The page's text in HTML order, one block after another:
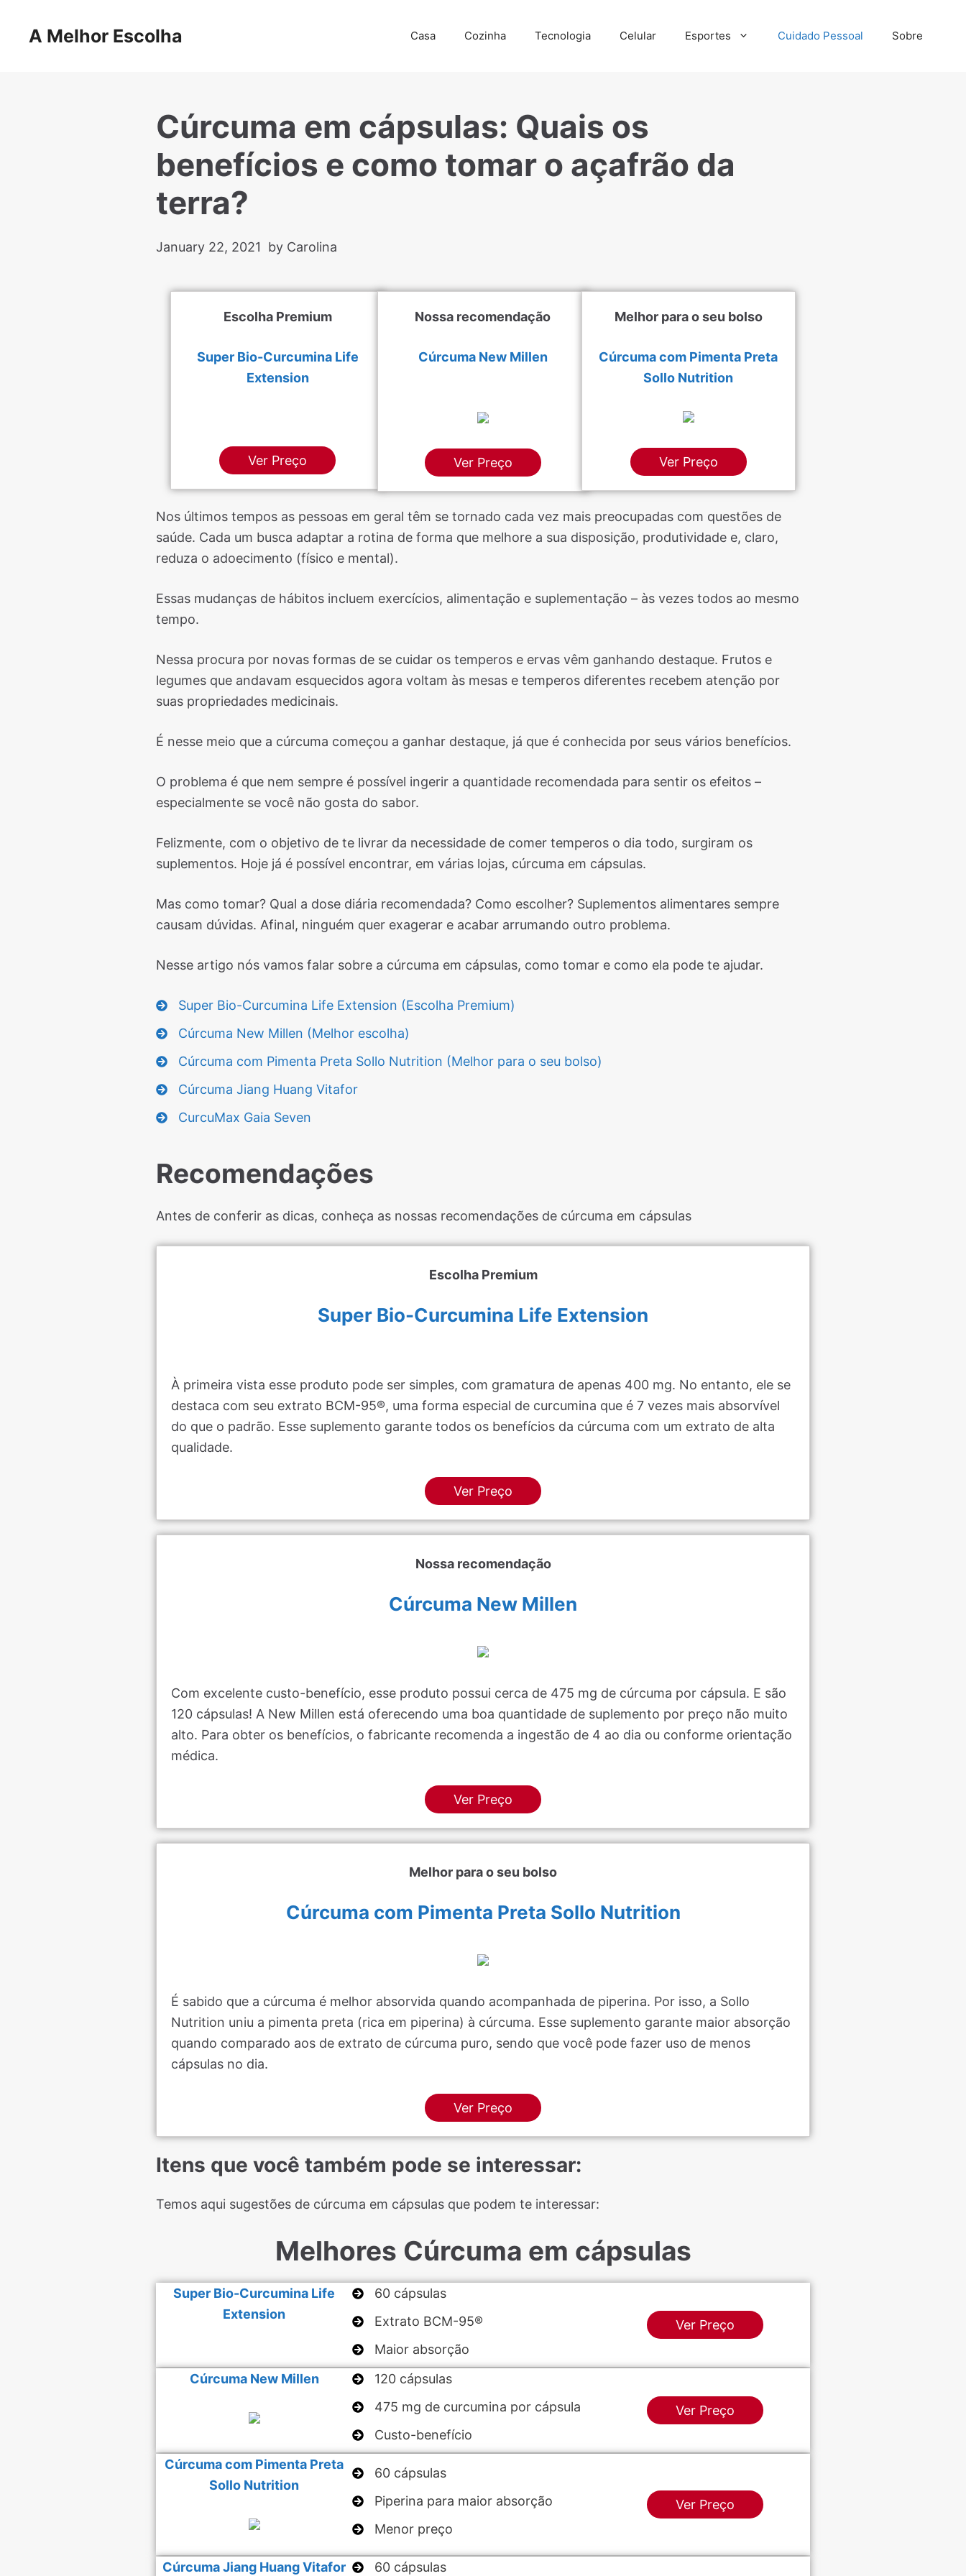
A Melhor Escolha Casa Cozinha Tecnologia Celular Esportes Cuidado Pessoal Sobre
Cúrcuma em cápsulas: Quais os
benefícios e como tomar o açafrão da
terra?
January 22, 2021 by Carolina
Escolha Premium
Super Bio-Curcumina Life
Extension
Ver Preço
Nossa recomendação
Cúrcuma New Millen
Ver Preço
Melhor para o seu bolso
Cúrcuma com Pimenta Preta
Sollo Nutrition
Ver Preço
Nos últimos tempos as pessoas em geral têm se tornado cada vez mais preocupadas com questões de
saúde. Cada um busca adaptar a rotina de forma que melhore a sua disposição, produtividade e, claro,
reduza o adoecimento (físico e mental).
Essas mudanças de hábitos incluem exercícios, alimentação e suplementação – às vezes todos ao mesmo
tempo.
Nessa procura por novas formas de se cuidar os temperos e ervas vêm ganhando destaque. Frutos e
legumes que andavam esquecidos agora voltam às mesas e temperos diferentes recebem atenção por
suas propriedades medicinais.
É nesse meio que a cúrcuma começou a ganhar destaque, já que é conhecida por seus vários benefícios.
O problema é que nem sempre é possível ingerir a quantidade recomendada para sentir os efeitos –
especialmente se você não gosta do sabor.
Felizmente, com o objetivo de te livrar da necessidade de comer temperos o dia todo, surgiram os
suplementos. Hoje já é possível encontrar, em várias lojas, cúrcuma em cápsulas.
Mas como tomar? Qual a dose diária recomendada? Como escolher? Suplementos alimentares sempre
causam dúvidas. Afinal, ninguém quer exagerar e acabar arrumando outro problema.
Nesse artigo nós vamos falar sobre a cúrcuma em cápsulas, como tomar e como ela pode te ajudar.
Super Bio-Curcumina Life Extension (Escolha Premium)
Cúrcuma New Millen (Melhor escolha)
Cúrcuma com Pimenta Preta Sollo Nutrition (Melhor para o seu bolso)
Cúrcuma Jiang Huang Vitafor
CurcuMax Gaia Seven
Recomendações
Antes de conferir as dicas, conheça as nossas recomendações de cúrcuma em cápsulas
Escolha Premium
Super Bio-Curcumina Life Extension
À primeira vista esse produto pode ser simples, com gramatura de apenas 400 mg. No entanto, ele se
destaca com seu extrato BCM-95®, uma forma especial de curcumina que é 7 vezes mais absorvível
do que o padrão. Esse suplemento garante todos os benefícios da cúrcuma com um extrato de alta
qualidade.
Ver Preço
Nossa recomendação
Cúrcuma New Millen
Com excelente custo-benefício, esse produto possui cerca de 475 mg de cúrcuma por cápsula. E são
120 cápsulas! A New Millen está oferecendo uma boa quantidade de suplemento por preço não muito
alto. Para obter os benefícios, o fabricante recomenda a ingestão de 4 ao dia ou conforme orientação
médica.
Ver Preço
Melhor para o seu bolso
Cúrcuma com Pimenta Preta Sollo Nutrition
É sabido que a cúrcuma é melhor absorvida quando acompanhada de piperina. Por isso, a Sollo
Nutrition uniu a pimenta preta (rica em piperina) à cúrcuma. Esse suplemento garante maior absorção
quando comparado aos de extrato de cúrcuma puro, sendo que você pode fazer uso de menos
cápsulas no dia.
Ver Preço
Itens que você também pode se interessar:
Temos aqui sugestões de cúrcuma em cápsulas que podem te interessar:
Melhores Cúrcuma em cápsulas
Super Bio-Curcumina Life
Extension
60 cápsulas
Extrato BCM-95®
Maior absorção
Ver Preço
Cúrcuma New Millen
120 cápsulas
475 mg de curcumina por cápsula
Custo-benefício
Ver Preço
Cúrcuma com Pimenta Preta
Sollo Nutrition
60 cápsulas
Piperina para maior absorção
Menor preço
Ver Preço
Cúrcuma Jiang Huang Vitafor 60 cápsulas